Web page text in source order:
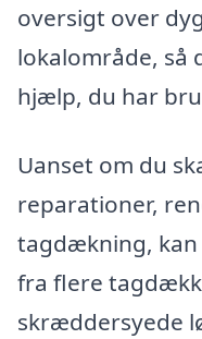
oversigt over
lokalområde, så
hjælp, du har
Uanset om du
reparationer,
tagdækning, kan
fra flere
skræddersyede